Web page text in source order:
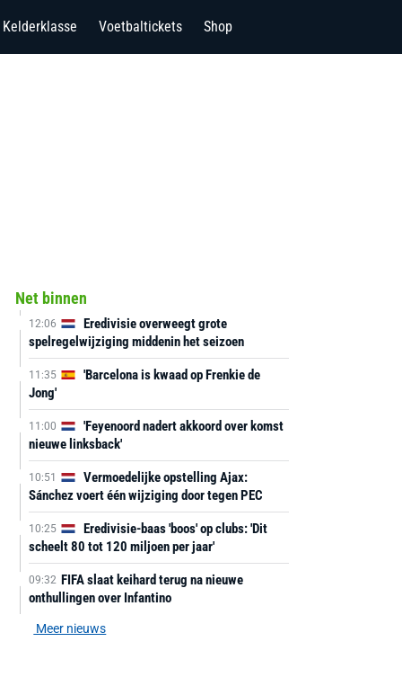
Kelderklasse Voetbaltickets Shop
Net binnen
12:06
Eredivisie overweegt grote
spelregelwijziging middenin het seizoen
11:35
'Barcelona is kwaad op Frenkie de
Jong'
11:00
'Feyenoord nadert akkoord over komst
nieuwe linksback'
10:51
Vermoedelijke opstelling Ajax:
Sánchez voert één wijziging door tegen PEC
10:25
Eredivisie-baas 'boos' op clubs: 'Dit
scheelt 80 tot 120 miljoen per jaar'
09:32 FIFA slaat keihard terug na nieuwe
onthullingen over Infantino
Meer nieuws